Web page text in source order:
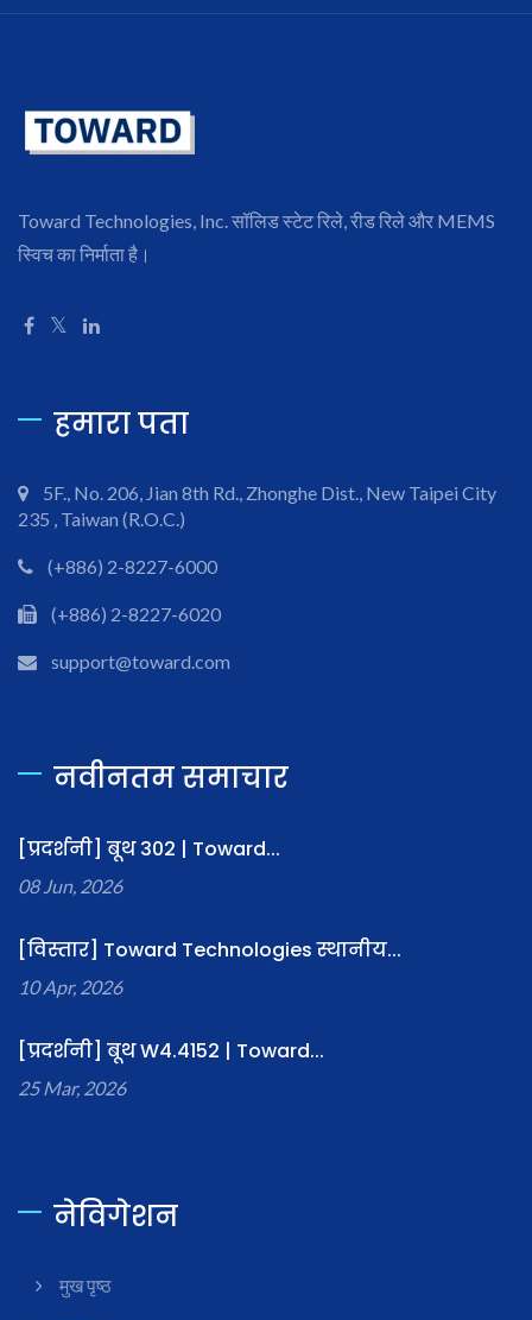
Toward Technologies, Inc. सॉलिड स्टेट रिले, रीड रिले और MEMS
स्विच का निर्माता है।
हमारा पता
5F., No. 206, Jian 8th Rd., Zhonghe Dist., New Taipei City
235 , Taiwan (R.O.C.)
(+886) 2-8227-6000
(+886) 2-8227-6020
support@toward.com
नवीनतम समाचार
[प्रदर्शनी] बूथ 302 | Toward...
08 Jun, 2026
[विस्तार] Toward Technologies स्थानीय...
10 Apr, 2026
[प्रदर्शनी] बूथ W4.4152 | Toward...
25 Mar, 2026
नेविगेशन
मुख पृष्ठ